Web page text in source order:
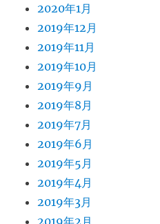
2020年1月
2019年12月
2019年11月
2019年10月
2019年9月
2019年8月
2019年7月
2019年6月
2019年5月
2019年4月
2019年3月
2019年2月